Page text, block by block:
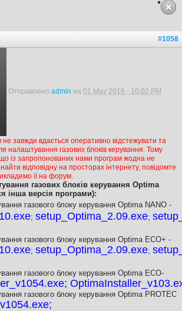
#1058
Отправлено admin на 01 May 2016 - 10:02 PM
не завжди вдається оперативно відстежувати та
налаштування газових блоків керування. Тому
із запропонованих нами програм жодна не
відповідну на просторах інтернету, повідомте
її на форум.
газових блоків керування Optima
інша версія програми):
газового блоку керування Optima NANO -
; setup_Optima_2.09.exe;
газового блоку керування Optima ECO+ -
; setup_Optima_2.09.exe;
газового блоку керування Optima ECO-
;
газового блоку керування Optima PROTEC
;